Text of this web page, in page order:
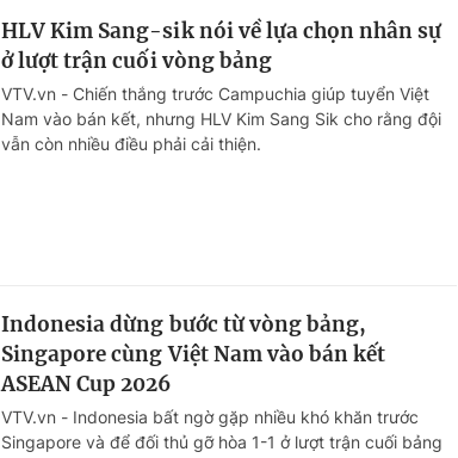
HLV Kim Sang-sik nói về lựa chọn nhân sự
ở lượt trận cuối vòng bảng
VTV.vn - Chiến thắng trước Campuchia giúp tuyển Việt
Nam vào bán kết, nhưng HLV Kim Sang Sik cho rằng đội
vẫn còn nhiều điều phải cải thiện.
Indonesia dừng bước từ vòng bảng,
Singapore cùng Việt Nam vào bán kết
ASEAN Cup 2026
VTV.vn - Indonesia bất ngờ gặp nhiều khó khăn trước
Singapore và để đối thủ gỡ hòa 1-1 ở lượt trận cuối bảng